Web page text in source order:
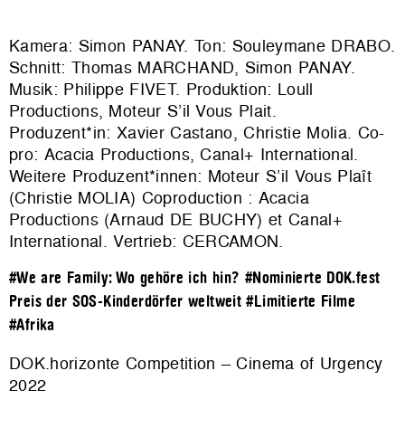
Kamera: Simon PANAY. Ton: Souleymane DRABO.
Schnitt: Thomas MARCHAND, Simon PANAY.
Musik: Philippe FIVET. Produktion: Loull
Productions, Moteur S’il Vous Plait.
Produzent*in: Xavier Castano, Christie Molia. Co-
pro: Acacia Productions, Canal+ International.
Weitere Produzent*innen: Moteur S’il Vous Plaît
(Christie MOLIA) Coproduction : Acacia
Productions (Arnaud DE BUCHY) et Canal+
International. Vertrieb: CERCAMON.
#We are Family: Wo gehöre ich hin? #Nominierte DOK.fest
Preis der SOS-Kinderdörfer weltweit #Limitierte Filme
#Afrika
DOK.horizonte Competition – Cinema of Urgency
2022